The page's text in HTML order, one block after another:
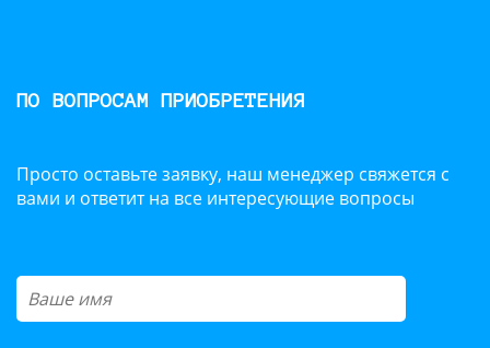
ПО ВОПРОСАМ ПРИОБРЕТЕНИЯ
Просто оставьте заявку, наш менеджер свяжется с
вами и ответит на все интересующие вопросы